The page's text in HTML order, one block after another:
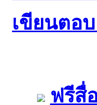
เขียนตอ
ฟรีสื่